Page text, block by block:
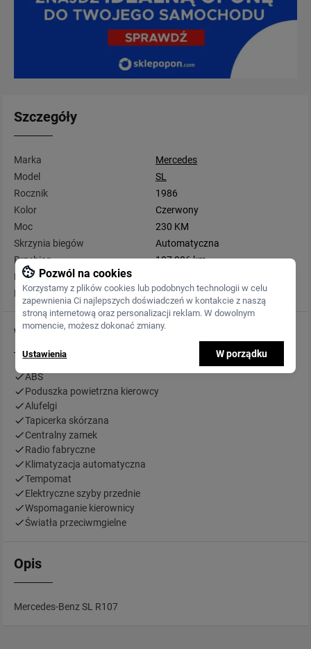
Szczegóły
Marka
Mercedes
Model
SL
Rocznik
1986
Kolor
Czerwony
Moc
230 KM
Skrzynia biegów
Automatyczna
Przebieg
107 806 km
Rodzaj paliwa
Pojemność
5 547 cm3
Wyposażenie
ABS
Poduszka powietrzna kierowcy
Alufelgi
Tapicerka skórzana
Centralny zamek
Radio fabryczne
Klimatyzacja automatyczna
Tempomat
Elektryczne szyby przednie
Wspomaganie kierownicy
Światła przeciwmgielne
Opis
Mercedes-Benz SL R107
Pozwól na cookies
Korzystamy z plików cookies lub podobnych technologii w celu
zapewnienia Ci najlepszych doświadczeń w kontakcie z naszą
stroną internetową oraz personalizacji reklam. W dowolnym
momencie, możesz dokonać zmiany.
Ustawienia W porządku